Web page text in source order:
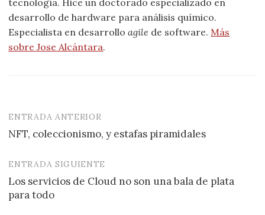
desarrollo de hardware para análisis químico.
Especialista en desarrolloagile de software. Más
sobre Jose Alcántara.
Navegación
de
entradas
ENTRADA ANTERIOR
NFT, coleccionismo, y estafas piramidales
ENTRADA SIGUIENTE
Los servicios de Cloud no son una bala de plata
para todo